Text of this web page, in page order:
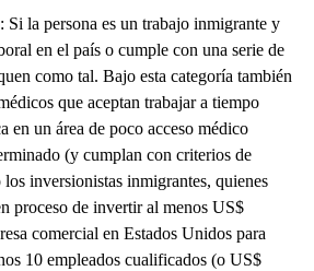
Si la persona es un trabajo inmigrante y
en el país o cumple con una serie de
como tal. Bajo esta categoría también
que aceptan trabajar a tiempo
en un área de poco acceso médico
(y cumplan con criterios de
inversionistas inmigrantes, quienes
proceso de invertir al menos US$
comercial en Estados Unidos para
10 empleados cualificados (o US$